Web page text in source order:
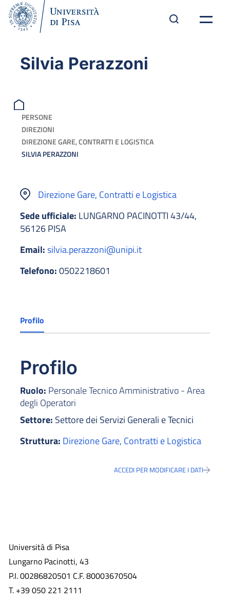
Silvia Perazzoni
PERSONE
DIREZIONI
DIREZIONE GARE, CONTRATTI E LOGISTICA
SILVIA PERAZZONI
Direzione Gare, Contratti e Logistica
Sede ufficiale: LUNGARNO PACINOTTI 43/44,
56126 PISA
Email:silvia.perazzoni@unipi.it
Telefono:0502218601
Profilo
Profilo
Ruolo: Personale Tecnico Amministrativo - Area
degli Operatori
Settore: Settore dei Servizi Generali e Tecnici
Struttura: Direzione Gare, Contratti e Logistica
ACCEDI PER MODIFICARE I DATI
Università di Pisa
Lungarno Pacinotti, 43
P.I. 00286820501 C.F. 80003670504
T. +39 050 221 2111